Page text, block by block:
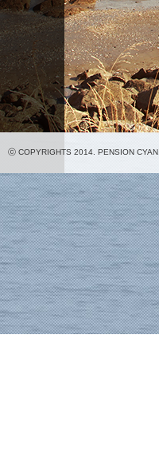
ⓒ COPYRIGHTS 2014. PENSION CYAN.